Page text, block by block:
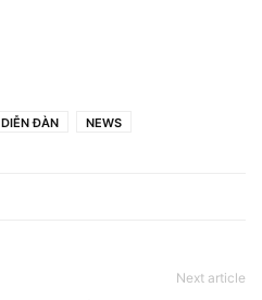
DIỄN ĐÀN NEWS
Next article